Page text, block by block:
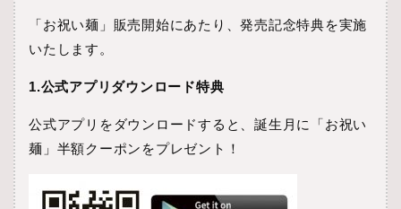
「お祝い麺」販売開始にあたり、発売記念特典を実施
いたします。
1.公式アプリダウンロード特典
公式アプリをダウンロードすると、誕生月に「お祝い
麺」半額クーポンをプレゼント！